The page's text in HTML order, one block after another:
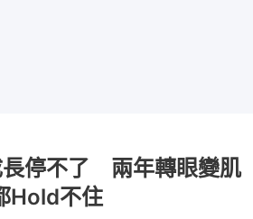
停不了 兩年轉眼變肌
Hold不住